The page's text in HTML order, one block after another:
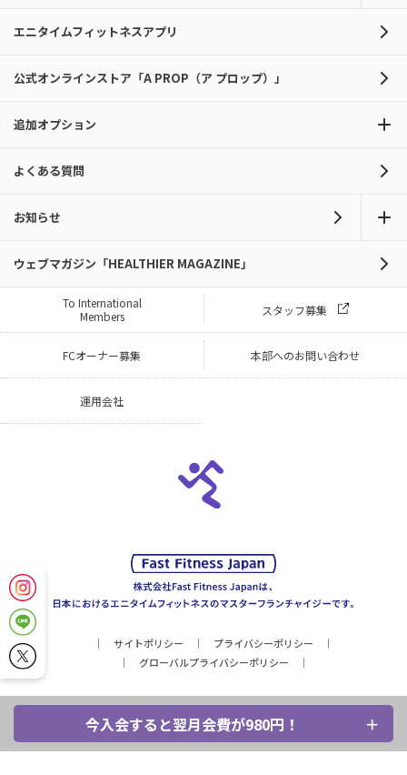
今入会すると翌月会費が980円！
エニタイムフィットネスアプリ
公式オンラインストア「A PROP（ア プロップ）」
追加オプション
よくある質問
お知らせ
ウェブマガジン「HEALTHIER MAGAZINE」
To International
Members
スタッフ募集
FCオーナー募集 本部へのお問い合わせ
運用会社
サイトポリシー
プライバシーポリシー
グローバルプライバシーポリシー
Copyright © Fast Fitness Japan, Inc. All Rights Reserved.